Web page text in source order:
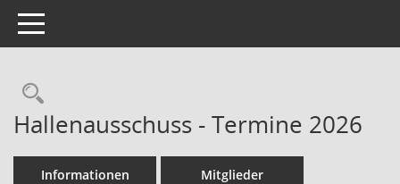
Toggle navigation
Rechercheauswahl
Hallenausschuss - Termine 2026
Informationen Mitglieder